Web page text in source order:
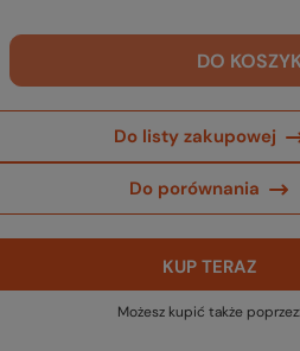
DO
Do listy zakupowej
Do porównania
KUP TERAZ
Możesz kupić także poprzez: